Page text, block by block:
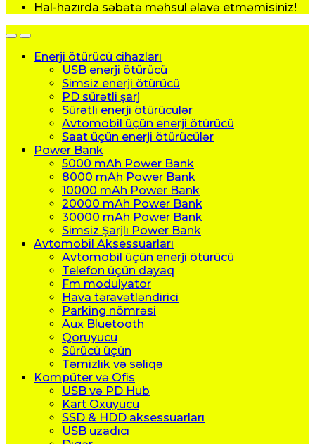
Hal-hazırda səbətə məhsul əlavə etməmisiniz!
Enerji ötürücü cihazları
USB enerji ötürücü
Simsiz enerji ötürücü
PD sürətli şarj
Sürətli enerji ötürücülər
Avtomobil üçün enerji ötürücü
Saat üçün enerji ötürücülər
Power Bank
5000 mAh Power Bank
8000 mAh Power Bank
10000 mAh Power Bank
20000 mAh Power Bank
30000 mAh Power Bank
Simsiz Şarjlı Power Bank
Avtomobil Aksessuarları
Avtomobil üçün enerji ötürücü
Telefon üçün dayaq
Fm modulyator
Hava təravətləndirici
Parking nömrəsi
Aux Bluetooth
Qoruyucu
Sürücü üçün
Təmizlik və səliqə
Kompüter və Ofis
USB və PD Hub
Kart Oxuyucu
SSD & HDD aksessuarları
USB uzadıcı